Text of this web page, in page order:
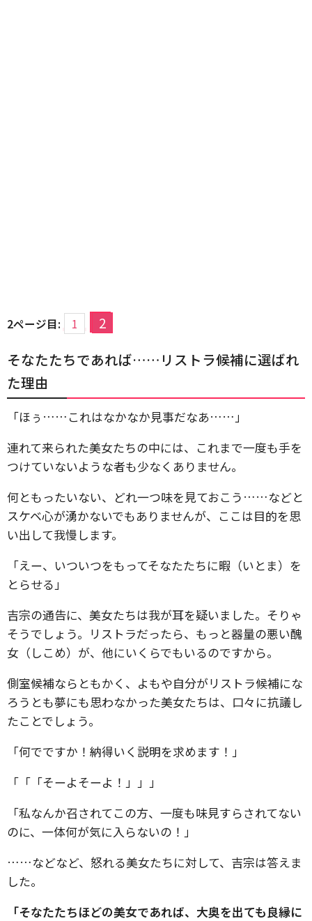
2ページ目: 1 2
そなたたちであれば……リストラ候補に選ばれ
た理由
「ほぅ……これはなかなか見事だなあ……」
連れて来られた美女たちの中には、これまで一度も手を
つけていないような者も少なくありません。
何ともったいない、どれ一つ味を見ておこう……などと
スケベ心が湧かないでもありませんが、ここは目的を思
い出して我慢します。
「えー、いついつをもってそなたたちに暇（いとま）を
とらせる」
吉宗の通告に、美女たちは我が耳を疑いました。そりゃ
そうでしょう。リストラだったら、もっと器量の悪い醜
女（しこめ）が、他にいくらでもいるのですから。
側室候補ならともかく、よもや自分がリストラ候補にな
ろうとも夢にも思わなかった美女たちは、口々に抗議し
たことでしょう。
「何でですか！納得いく説明を求めます！」
「「「そーよそーよ！」」」
「私なんか召されてこの方、一度も味見すらされてない
のに、一体何が気に入らないの！」
……などなど、怒れる美女たちに対して、吉宗は答えま
した。
「そなたたちほどの美女であれば、大奥を出ても良縁に